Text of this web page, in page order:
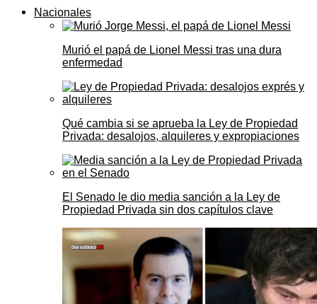
Nacionales
Murió el papá de Lionel Messi tras una dura
enfermedad
Qué cambia si se aprueba la Ley de Propiedad
Privada: desalojos, alquileres y expropiaciones
El Senado le dio media sanción a la Ley de
Propiedad Privada sin dos capítulos clave